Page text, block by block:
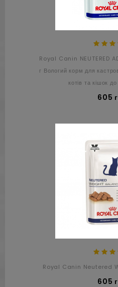
Royal Canin NEUTERED
г Вологий корм для
котів та кішок
605
Royal Canin Neutered
605